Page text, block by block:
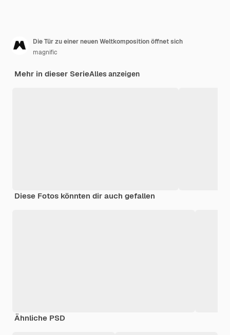
Die Tür zu einer neuen Weltkomposition öffnet sich
magnific
Mehr in dieser SerieAlles anzeigen
Diese Fotos könnten dir auch gefallen
Ähnliche PSD